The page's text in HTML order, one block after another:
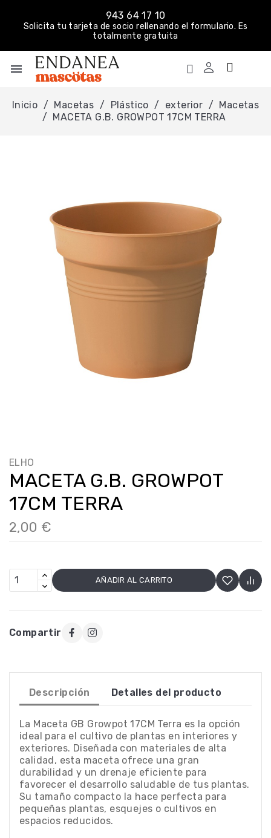
943 64 17 10
Solicita tu tarjeta de socio rellenando el formulario. Es
totalmente gratuita
menu
Inicio Macetas Plástico exterior
Macetas
MACETA G.B. GROWPOT 17CM TERRA
ELHO
MACETA G.B. GROWPOT
17CM TERRA
2,00 €
AÑADIR AL CARRITO
Compartir
Descripción Detalles del producto
La Maceta GB Growpot 17CM Terra es la opción
ideal para el cultivo de plantas en interiores y
exteriores. Diseñada con materiales de alta
calidad, esta maceta ofrece una gran
durabilidad y un drenaje eficiente para
favorecer el desarrollo saludable de tus plantas.
Su tamaño compacto la hace perfecta para
pequeñas plantas, esquejes o cultivos en
espacios reducidos.